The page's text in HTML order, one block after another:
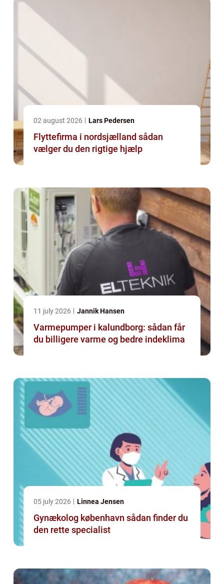
02 august 2026 Lars Pedersen
Flyttefirma i nordsjælland sådan
vælger du den rigtige hjælp
11 july 2026 Jannik Hansen
Varmepumper i kalundborg: sådan får
du billigere varme og bedre indeklima
05 july 2026 Linnea Jensen
Gynækolog københavn sådan finder du
den rette specialist